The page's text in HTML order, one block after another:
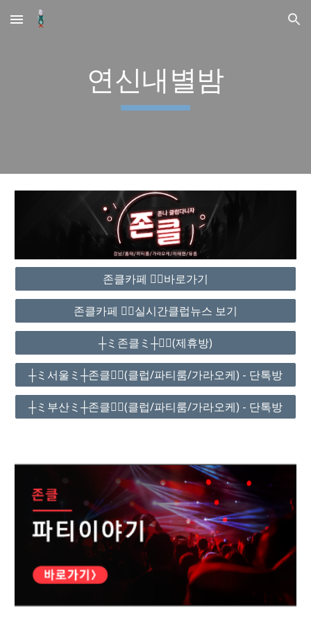
Skip to main content Skip to navigation
연신내별밤
존클카페 ❤️‍🔥바로가기
존클카페 ❤️‍🔥실시간클럽뉴스 보기
┼ミ존클ミ┼❤️‍🔥(제휴방)
┼ミ서울ミ┼존클❤️‍🔥(클럽/파티룸/가라오케) - 단톡방
┼ミ부산ミ┼존클❤️‍🔥(클럽/파티룸/가라오케) - 단톡방